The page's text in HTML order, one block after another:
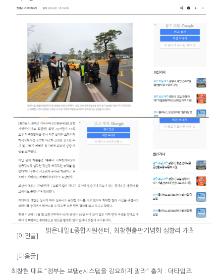
[이전글]
밝은내일IL종합지원센터, 최창현출판기념회 성황리 개최
[다음글]
최창현 대표 “정부는 보탬e시스템을 강요하지 말라” 출처 : 더타임즈